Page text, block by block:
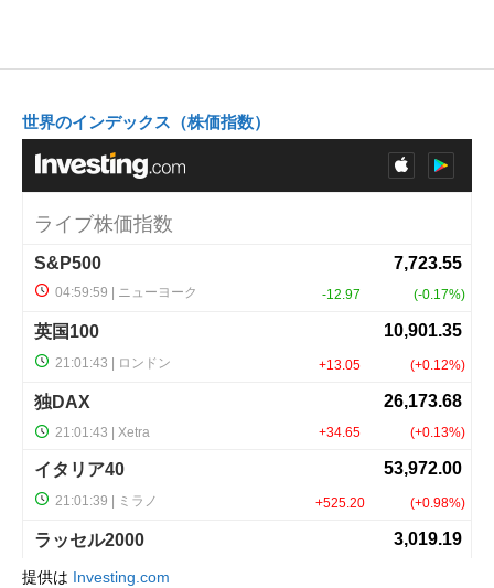
世界のインデックス（株価指数）
提供は Investing.com